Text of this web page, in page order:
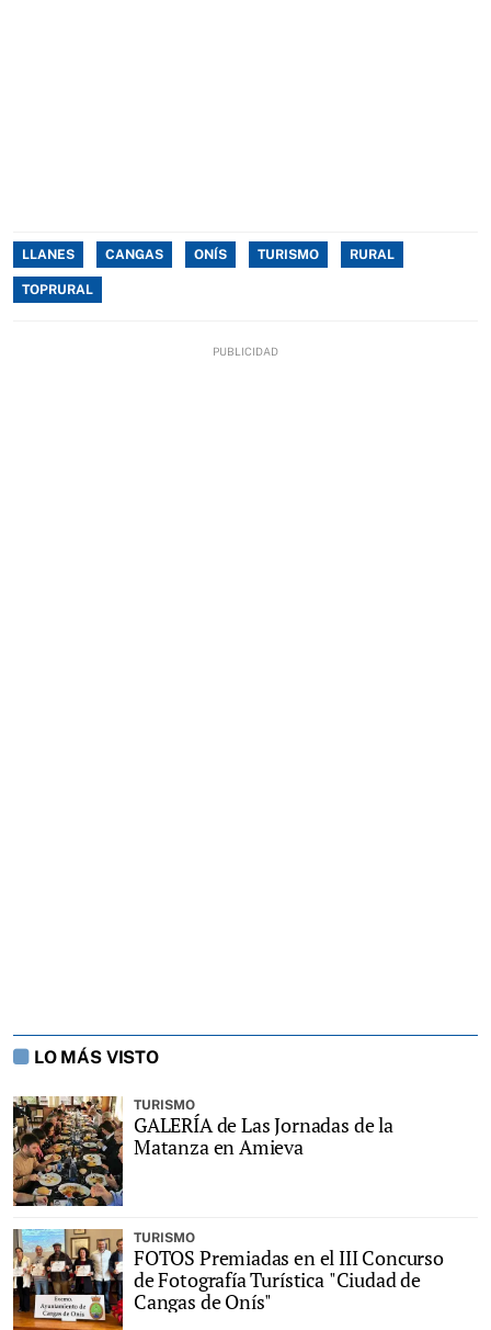
LLANES CANGAS ONÍS TURISMO RURAL
TOPRURAL
LO MÁS VISTO
TURISMO
GALERÍA de Las Jornadas de la
Matanza en Amieva
TURISMO
FOTOS Premiadas en el III Concurso
de Fotografía Turística "Ciudad de
Cangas de Onís"